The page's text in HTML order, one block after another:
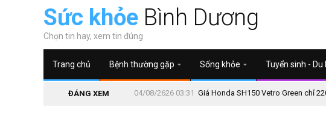
Sức khỏe Bình Dương
Chọn tin hay, xem tin đúng
Trang chủ Bệnh thường gặp Sống khỏe Tuyển sinh - Du
ĐÁNG XEM 04/08/2626 03:31 Giá Honda SH150 Vetro Green chỉ